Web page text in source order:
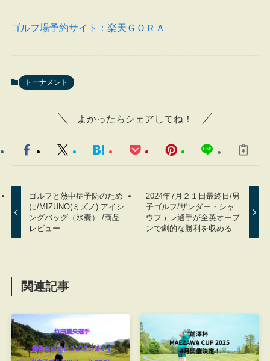
ゴルフ場予約サイト：楽天ＧＯＲＡ
トーナメント
よかったらシェアしてね！
ゴルフと熱中症予防のため
に/MIZUNO(ミズノ) アイシ
ングバッグ（氷嚢） /商品
レビュー
2024年7月２１日最終日/男
子ゴルフ/ザンダー・シャ
ウフェレ選手が全英オープ
ンで劇的な勝利を収める
関連記事